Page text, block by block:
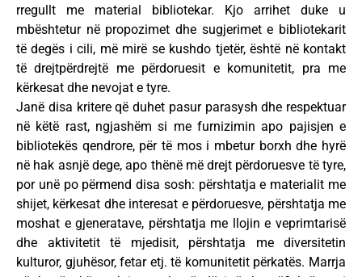
rregullt me material bibliotekar. Kjo arrihet duke u
mbështetur në propozimet dhe sugjerimet e bibliotekarit
të degës i cili, më mirë se kushdo tjetër, është në kontakt
të drejtpërdrejtë me përdoruesit e komunitetit, pra me
kërkesat dhe nevojat e tyre.
Janë disa kritere që duhet pasur parasysh dhe respektuar
në këtë rast, ngjashëm si me furnizimin apo pajisjen e
bibliotekës qendrore, për të mos i mbetur borxh dhe hyrë
në hak asnjë dege, apo thënë më drejt përdoruesve të tyre,
por unë po përmend disa sosh: përshtatja e materialit me
shijet, kërkesat dhe interesat e përdoruesve, përshtatja me
moshat e gjeneratave, përshtatja me llojin e veprimtarisë
dhe aktivitetit të mjedisit, përshtatja me diversitetin
kulturor, gjuhësor, fetar etj. të komunitetit përkatës. Marrja